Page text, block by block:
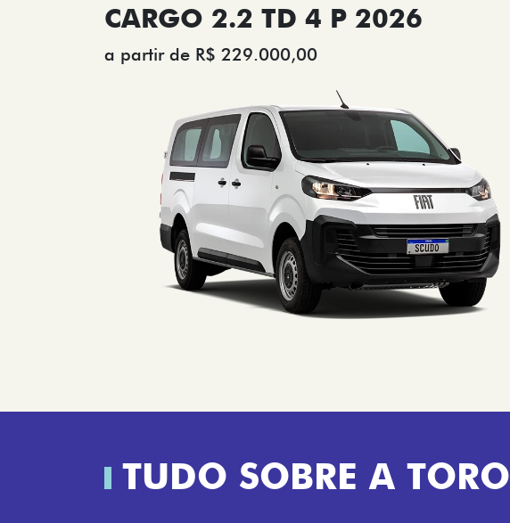
CARGO 2.2 TD 4 P 2026
a partir de R$ 229.000,00
TUDO SOBRE A TORO